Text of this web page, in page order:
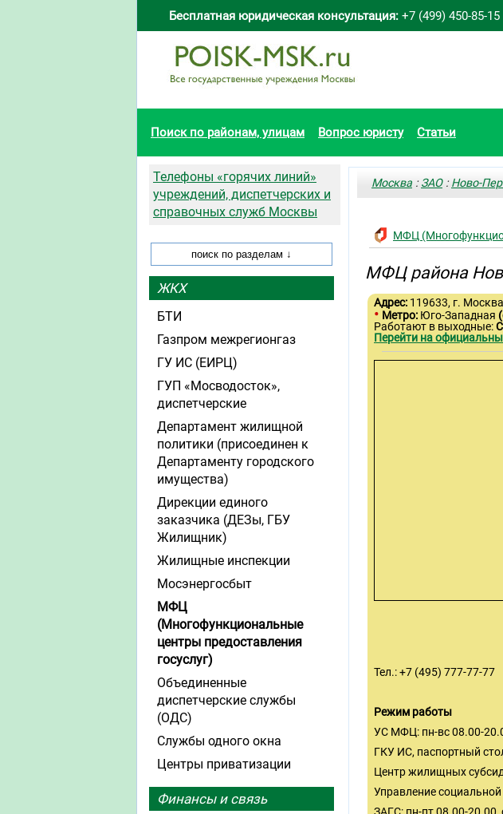
Бесплатная юридическая консультация: +7 (499) 450-85-15
Поиск по районам, улицам Вопрос юристу Статьи
Москва :ЗАО:Ново-
МФЦ
МФЦ района
Адрес: 119633, г.
• Метро: Юго-Западная
Работают в выходные:
Перейти на
Тел.: +7 (495) 777-77-77
Режим работы
УС МФЦ: пн-вс 08.00-
ГКУ ИС, паспортный
Центр жилищных
Управление
Телефоны «горячих линий»
учреждений, диспетчерских и
справочных служб Москвы
ЖКХ
БТИ
Газпром межрегионгаз
ГУ ИС (ЕИРЦ)
ГУП «Мосводосток»,
диспетчерские
Департамент жилищной
политики (присоединен к
Департаменту городского
имущества)
Дирекции единого
заказчика (ДЕЗы, ГБУ
Жилищник)
Жилищные инспекции
Мосэнергосбыт
МФЦ
(Многофункциональные
центры предоставления
госуслуг)
Объединенные
диспетчерские службы
(ОДС)
Службы одного окна
Центры приватизации
Финансы и связь